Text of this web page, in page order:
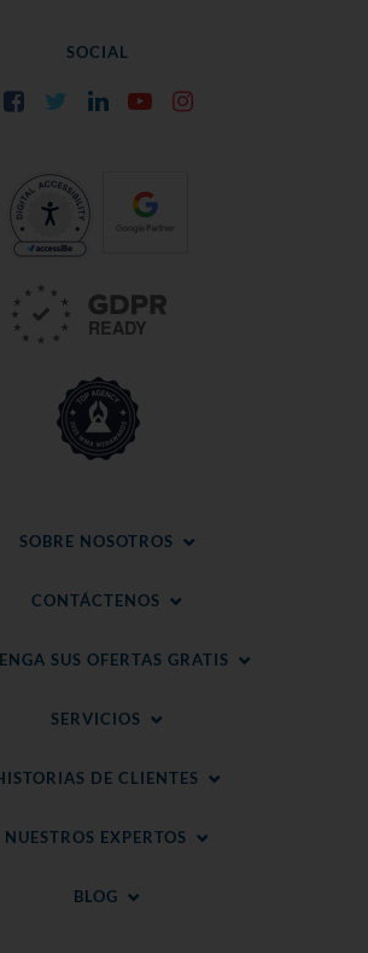
SOCIAL
FacebookTwitter LinkedInYouTube
SOBRE NOSOTROS
CONTÁCTENOS
SUS OFERTAS GRATIS
SERVICIOS
DE CLIENTES
NUESTROS EXPERTOS
BLOG